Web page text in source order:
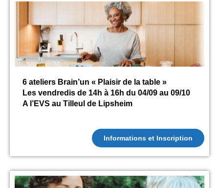
6 ateliers Brain’un « Plaisir de la table »
Les vendredis de 14h à 16h du 04/09 au 09/10
A l’EVS au Tilleul de Lipsheim
Informations et Inscription